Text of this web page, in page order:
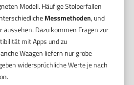
Modell. Häufige Stolperfallen
Messmethoden, und
aussehen. Dazu kommen Fragen zur
mit Apps und zu
Waagen liefern nur grobe
widersprüchliche Werte je nach